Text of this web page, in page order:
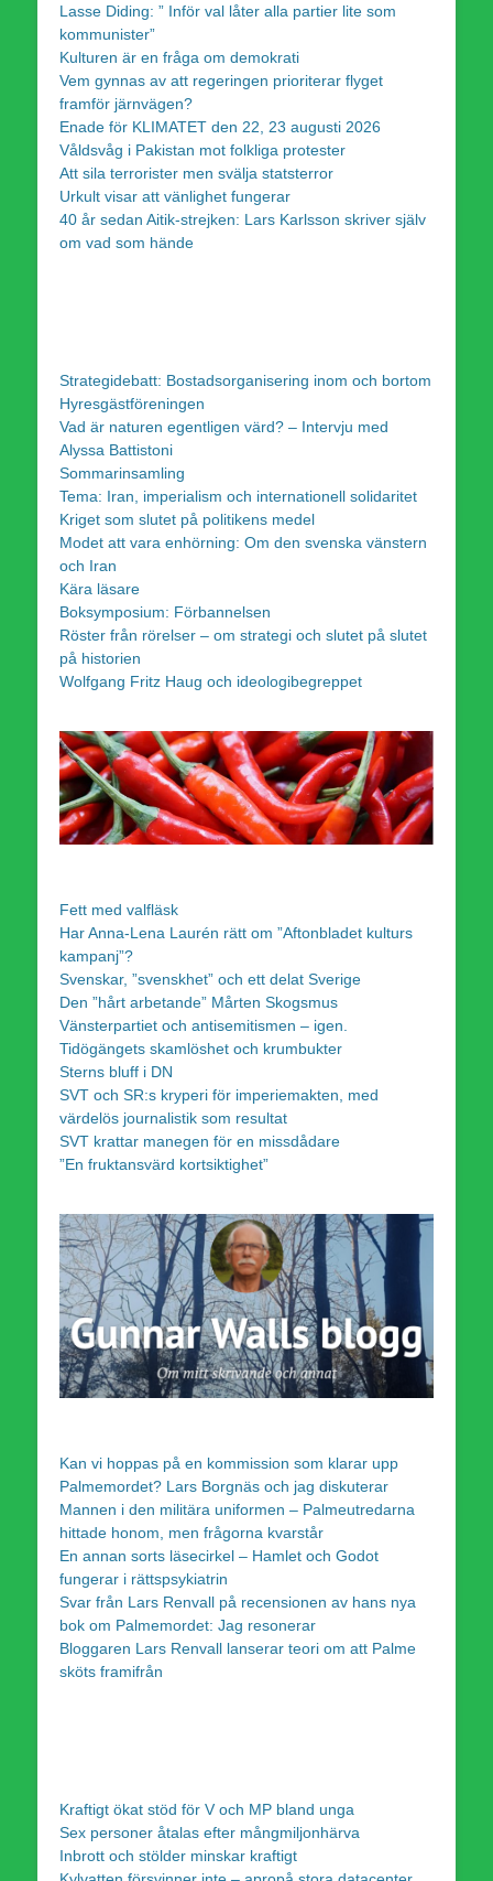
Lasse Diding: ” Inför val låter alla partier lite som
kommunister”
Kulturen är en fråga om demokrati
Vem gynnas av att regeringen prioriterar flyget
framför järnvägen?
Enade för KLIMATET den 22, 23 augusti 2026
Våldsvåg i Pakistan mot folkliga protester
Att sila terrorister men svälja statsterror
Urkult visar att vänlighet fungerar
40 år sedan Aitik-strejken: Lars Karlsson skriver själv
om vad som hände
Strategidebatt: Bostadsorganisering inom och bortom
Hyresgästföreningen
Vad är naturen egentligen värd? – Intervju med
Alyssa Battistoni
Sommarinsamling
Tema: Iran, imperialism och internationell solidaritet
Kriget som slutet på politikens medel
Modet att vara enhörning: Om den svenska vänstern
och Iran
Kära läsare
Boksymposium: Förbannelsen
Röster från rörelser – om strategi och slutet på slutet
på historien
Wolfgang Fritz Haug och ideologibegreppet
Fett med valfläsk
Har Anna-Lena Laurén rätt om ”Aftonbladet kulturs
kampanj”?
Svenskar, ”svenskhet” och ett delat Sverige
Den ”hårt arbetande” Mårten Skogsmus
Vänsterpartiet och antisemitismen – igen.
Tidögängets skamlöshet och krumbukter
Sterns bluff i DN
SVT och SR:s kryperi för imperiemakten, med
värdelös journalistik som resultat
SVT krattar manegen för en missdådare
”En fruktansvärd kortsiktighet”
Kan vi hoppas på en kommission som klarar upp
Palmemordet? Lars Borgnäs och jag diskuterar
Mannen i den militära uniformen – Palmeutredarna
hittade honom, men frågorna kvarstår
En annan sorts läsecirkel – Hamlet och Godot
fungerar i rättspsykiatrin
Svar från Lars Renvall på recensionen av hans nya
bok om Palmemordet: Jag resonerar
Bloggaren Lars Renvall lanserar teori om att Palme
sköts framifrån
Kraftigt ökat stöd för V och MP bland unga
Sex personer åtalas efter mångmiljonhärva
Inbrott och stölder minskar kraftigt